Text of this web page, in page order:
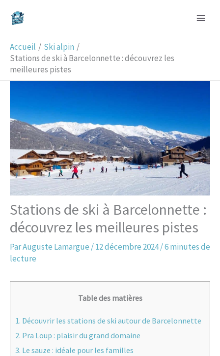
Accueil
Ski alpin
Stations de ski à Barcelonnette : découvrez les
meilleures pistes
Stations de ski à Barcelonnette :
découvrez les meilleures pistes
ParAuguste Lamargue /12 décembre 2024/6 minutes de
lecture
Table des matières
1. Découvrir les stations de ski autour de Barcelonnette
2. Pra Loup : plaisir du grand domaine
3. Le sauze : idéale pour les familles
e
c
h
e
c
h
e
r